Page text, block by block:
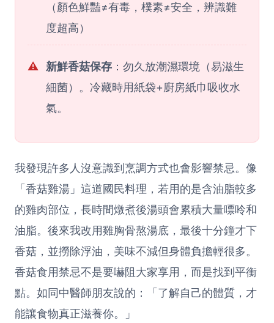
（顏色鮮豔≠有毒，樸素≠安全，辨識難
度超高）
⚠️ 新鮮香菇保存 ：勿久放潮濕環境（易滋生
細菌）。冷藏時用紙袋+廚房紙巾吸收水
氣。
我發現許多人沒意識到烹調方式也會影響禁忌。像
「香菇雞湯」這道國民料理，若用的是含油脂較多
的雞肉部位，長時間燉煮後湯頭會累積大量嘌呤和
油脂。後來我改用雞胸骨熬湯底，最後十分鐘才下
香菇，並撈除浮油，美味不減但身體負擔輕很多。
香菇食用禁忌不是要嚇阻大家享用，而是找到平衡
點。如同中醫師朋友說的：「了解自己的體質，才
能讓食物真正滋養你。」